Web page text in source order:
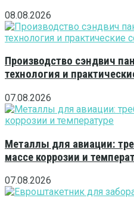
08.08.2026
Производство сэндвич
технология и
07.08.2026
Металлы для авиации:
массе коррозии и
07.08.2026